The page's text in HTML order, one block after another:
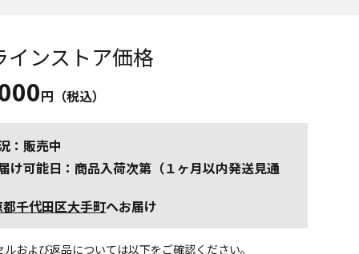
インストア価格
円（税込）
：販売中
け可能日：商品入荷次第（１ヶ月以内発送見通
千代田区大手町へお届け
および返品については以下をご確認ください。